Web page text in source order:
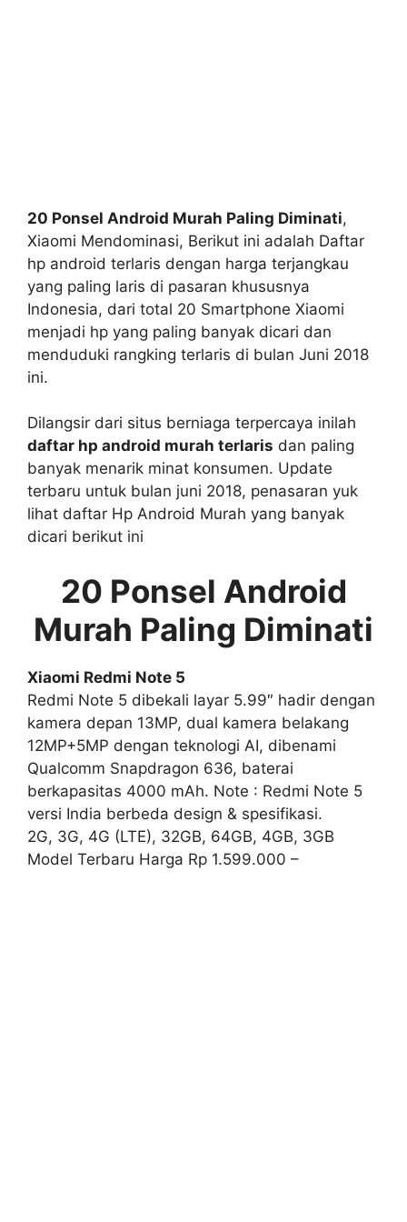
20 Ponsel Android Murah Paling Diminati,
Xiaomi Mendominasi, Berikut ini adalah Daftar
hp android terlaris dengan harga terjangkau
yang paling laris di pasaran khususnya
Indonesia, dari total 20 Smartphone Xiaomi
menjadi hp yang paling banyak dicari dan
menduduki rangking terlaris di bulan Juni 2018
ini.
Dilangsir dari situs berniaga terpercaya inilah
daftar hp android murah terlaris dan paling
banyak menarik minat konsumen. Update
terbaru untuk bulan juni 2018, penasaran yuk
lihat daftar Hp Android Murah yang banyak
dicari berikut ini
20 Ponsel Android
Murah Paling Diminati
Xiaomi Redmi Note 5
Redmi Note 5 dibekali layar 5.99″ hadir dengan
kamera depan 13MP, dual kamera belakang
12MP+5MP dengan teknologi AI, dibenami
Qualcomm Snapdragon 636, baterai
berkapasitas 4000 mAh. Note : Redmi Note 5
versi India berbeda design & spesifikasi.
2G, 3G, 4G (LTE), 32GB, 64GB, 4GB, 3GB
Model Terbaru Harga Rp 1.599.000 –